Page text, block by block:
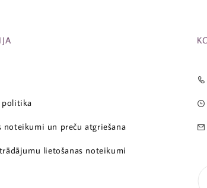
politika
noteikumi un preču atgriešana
lietošanas noteikumi